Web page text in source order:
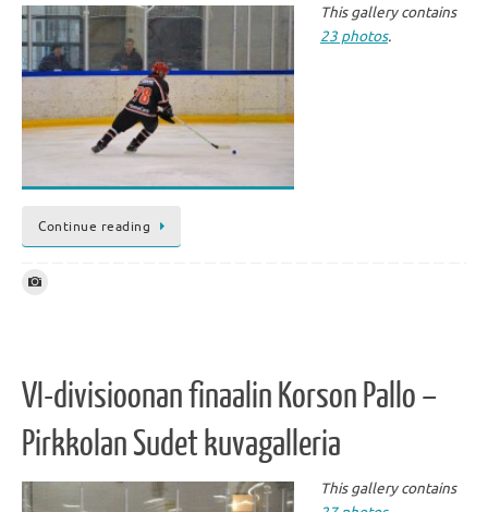
This gallery contains
23 photos.
Continue reading
VI-divisioonan finaalin Korson Pallo –
Pirkkolan Sudet kuvagalleria
This gallery contains